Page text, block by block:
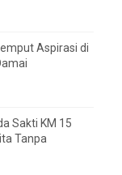
Aspirasi di
Sakti KM 15
Tanpa